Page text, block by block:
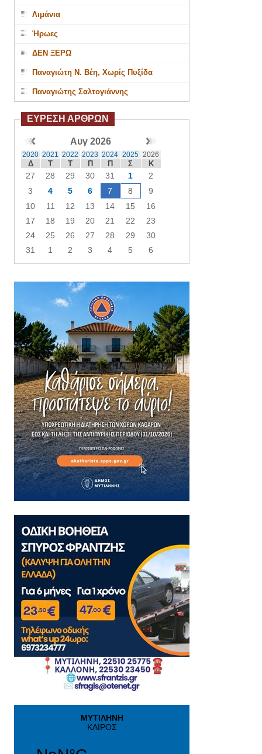
Λιμάνια
Ήρωες
ΔΕΝ ΞΕΡΩ
Παναγιώτη Ν. Βέη, Χωρίς Πυξίδα
Παναγιώτης Σαλτογιάννης
ΕΥΡΕΣΗ ΑΡΘΡΩΝ
Αυγ 2026
2020 2021 2022 2023 2024 2025 2026
Δ Τ Τ Π Π Σ Κ
27 28 29 30 31 1
2
3
4 5 6 7 8
9
10
11 12 13 14 15
16
17
18 19 20 21 22
23
24
25 26 27 28 29
30
31
1 2 3 4 5 6